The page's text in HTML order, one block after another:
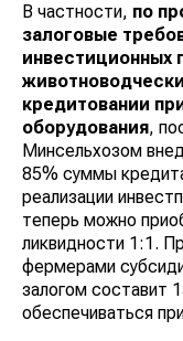
В частности, по
залоговые
инвестиционных
кредитовании
оборудования,
Минсельхозом
85% суммы
реализации
теперь можно
ликвидности 1:1.
фермерами
залогом составит
обеспечиваться